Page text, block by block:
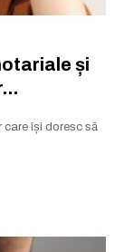
și
care își doresc să